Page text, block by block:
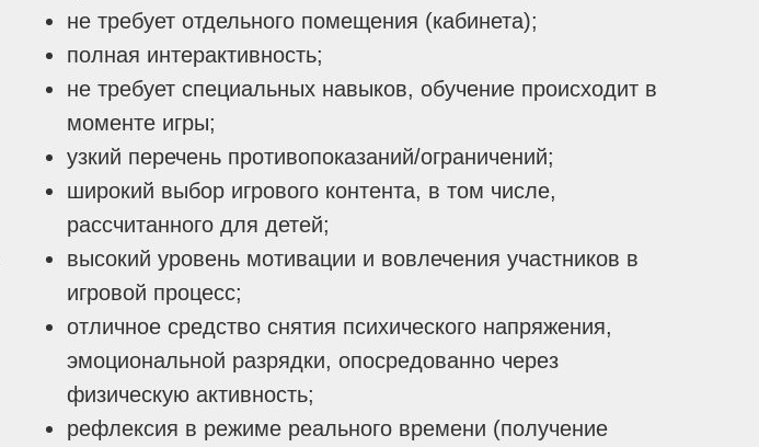
не требует отдельного помещения (кабинета);
полная интерактивность;
не требует специальных навыков, обучение происходит в
моменте игры;
узкий перечень противопоказаний/ограничений;
широкий выбор игрового контента, в том числе,
рассчитанного для детей;
высокий уровень мотивации и вовлечения участников в
игровой процесс;
отличное средство снятия психического напряжения,
эмоциональной разрядки, опосредованно через
физическую активность;
рефлексия в режиме реального времени (получение